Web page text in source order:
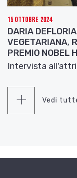
15 Ottobre 2024
DARIA
VEGETARIANA,
PREMIO NOBEL
Intervista
Vedi